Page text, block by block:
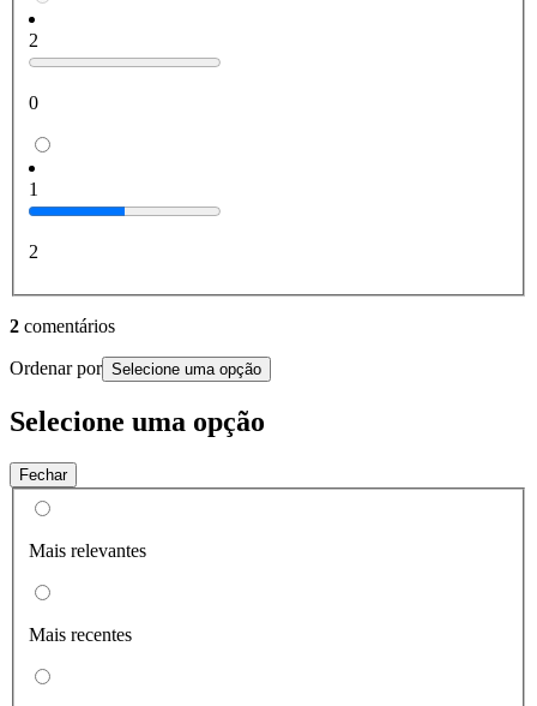
2
0
1
2
2 comentários
Ordenar por Selecione uma opção
Selecione uma opção
Fechar
Mais relevantes
Mais recentes